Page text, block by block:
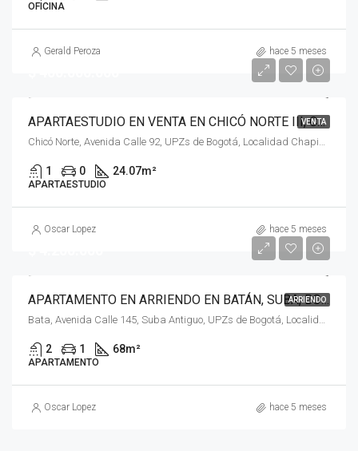
OFICINA
Gerald Peroza hace 5 meses
VENTA
APARTAESTUDIO EN VENTA EN CHICÓ NORTE III, CHAPINERO, BOGOTÁ, D.C. – (975)
Chicó Norte, Avenida Calle 92, UPZs de Bogotá, Localidad Chapinero, Bogotá, Bogotá, Distrito Capital, RAP (Especial) Central, 110221, Colombia
1 0 24.07m²
APARTAESTUDIO
Oscar Lopez hace 5 meses
ARRIENDOAPARTAMENTO EN ARRIENDO EN BATÁN, SUBA, BOGOTÁ, D.C. – (963)
Bata, Avenida Calle 145, Suba Antiguo, UPZs de Bogotá, Localidad Suba, Bogotá, Bogotá, Distrito Capital, RAP (Especial) Central, 111161, Colombia
2 1 68m²
APARTAMENTO
Oscar Lopez hace 5 meses